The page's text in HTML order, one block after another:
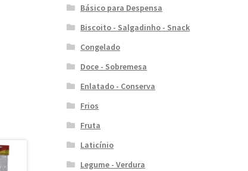
Básico para Despensa
Biscoito - Salgadinho - Snack
Congelado
Doce - Sobremesa
Enlatado - Conserva
Frios
Fruta
Laticínio
Legume - Verdura